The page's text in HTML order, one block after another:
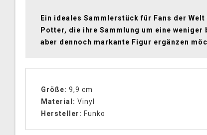
Ein ideales Sammlerstück für Fans der Welt
Potter, die ihre Sammlung um eine weniger
aber dennoch markante Figur ergänzen
Größe: 9,9 cm
Material: Vinyl
Hersteller: Funko